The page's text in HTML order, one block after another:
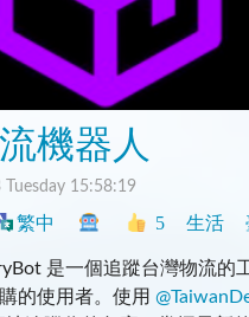
機器人
15:58:19
繁中 5 生活
是一個追蹤台灣物流的
的使用者。使用